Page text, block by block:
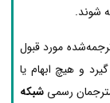
شوند.
مورد قبول
و هیچ ابهام یا
رسمی شبکه